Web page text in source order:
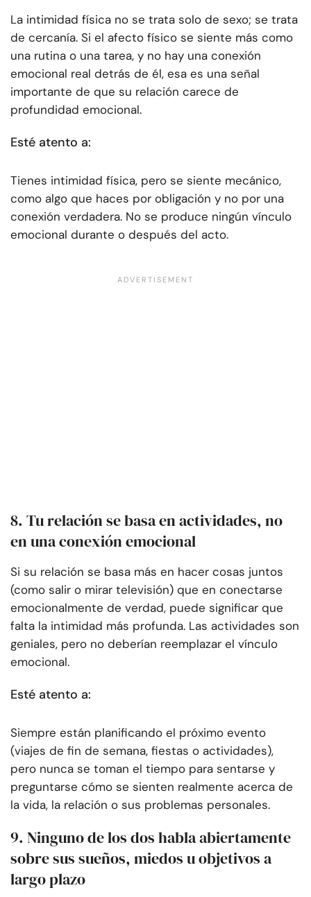
La intimidad física no se trata solo de sexo; se trata
de cercanía. Si el afecto físico se siente más como
una rutina o una tarea, y no hay una conexión
emocional real detrás de él, esa es una señal
importante de que su relación carece de
profundidad emocional.
Esté atento a:
Tienes intimidad física, pero se siente mecánico,
como algo que haces por obligación y no por una
conexión verdadera. No se produce ningún vínculo
emocional durante o después del acto.
8. Tu relación se basa en actividades, no
en una conexión emocional
Si su relación se basa más en hacer cosas juntos
(como salir o mirar televisión) que en conectarse
emocionalmente de verdad, puede significar que
falta la intimidad más profunda. Las actividades son
geniales, pero no deberían reemplazar el vínculo
emocional.
Esté atento a:
Siempre están planificando el próximo evento
(viajes de fin de semana, fiestas o actividades),
pero nunca se toman el tiempo para sentarse y
preguntarse cómo se sienten realmente acerca de
la vida, la relación o sus problemas personales.
9. Ninguno de los dos habla abiertamente
sobre sus sueños, miedos u objetivos a
largo plazo